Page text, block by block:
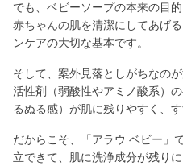
でも、ベビーソープの本来の目
赤ちゃんの肌を清潔にしてあげ
ンケアの大切な基本です。
そして、案外見落としがちなの
活性剤（弱酸性やアミノ酸系）
るぬる感）が肌に残りやすく、
だからこそ、「アラウ.ベビー」
立できて、肌に洗浄成分が残り